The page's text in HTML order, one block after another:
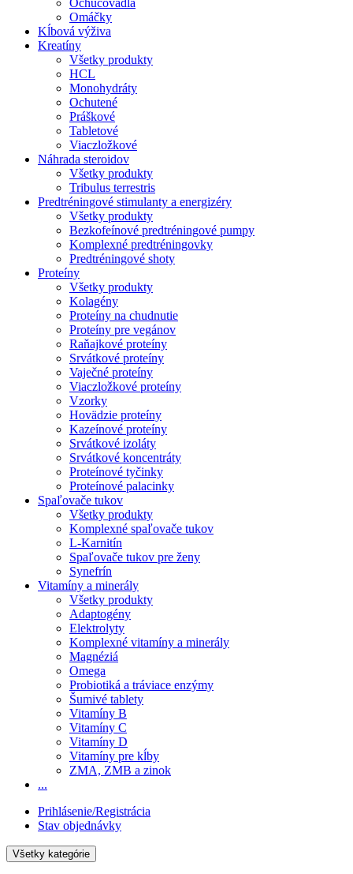
Ochucovadlá
Omáčky
Kĺbová výživa
Kreatíny
Všetky produkty
HCL
Monohydráty
Ochutené
Práškové
Tabletové
Viaczložkové
Náhrada steroidov
Všetky produkty
Tribulus terrestris
Predtréningové stimulanty a energizéry
Všetky produkty
Bezkofeínové predtréningové pumpy
Komplexné predtréningovky
Predtréningové shoty
Proteíny
Všetky produkty
Kolagény
Proteíny na chudnutie
Proteíny pre vegánov
Raňajkové proteíny
Srvátkové proteíny
Vaječné proteíny
Viaczložkové proteíny
Vzorky
Hovädzie proteíny
Kazeínové proteíny
Srvátkové izoláty
Srvátkové koncentráty
Proteínové tyčinky
Proteínové palacinky
Spaľovače tukov
Všetky produkty
Komplexné spaľovače tukov
L-Karnitín
Spaľovače tukov pre ženy
Synefrín
Vitamíny a minerály
Všetky produkty
Adaptogény
Elektrolyty
Komplexné vitamíny a minerály
Magnéziá
Omega
Probiotiká a tráviace enzýmy
Šumivé tablety
Vitamíny B
Vitamíny C
Vitamíny D
Vitamíny pre kĺby
ZMA, ZMB a zinok
...
Prihlásenie/Registrácia
Stav objednávky
Všetky kategórie